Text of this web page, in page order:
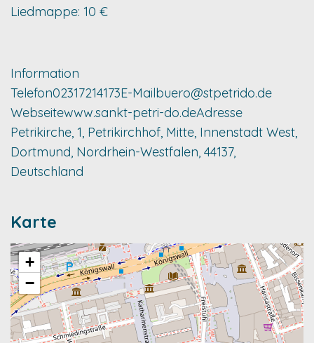
Liedmappe: 10 €
Information
Telefon02317214173E-Mailbuero@stpetrido.de
Webseitewww.sankt-petri-do.deAdresse
Petrikirche, 1, Petrikirchhof, Mitte, Innenstadt West,
Dortmund, Nordrhein-Westfalen, 44137,
Deutschland
Karte
+
−